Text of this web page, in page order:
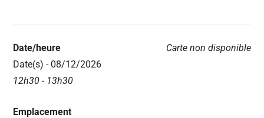
Carte non disponible
Date/heure
Date(s) - 08/12/2026
12h30 - 13h30
Emplacement